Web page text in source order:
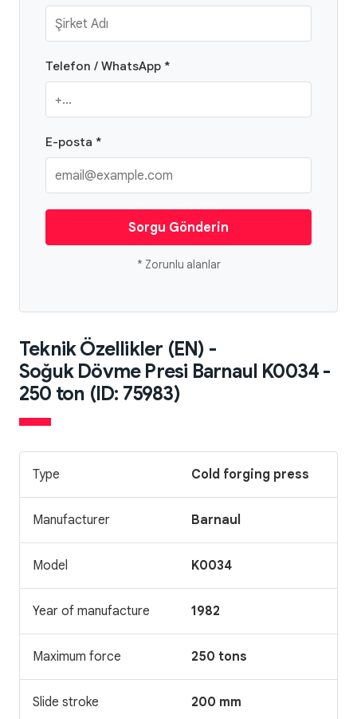
Telefon / WhatsApp *
E-posta *
Sorgu Gönderin
* Zorunlu alanlar
Teknik Özellikler (EN) -
Soğuk Dövme Presi Barnaul K0034 -
250 ton (ID: 75983)
Type Cold forging press
Manufacturer Barnaul
Model K0034
Year of manufacture 1982
Maximum force 250 tons
Slide stroke 200 mm